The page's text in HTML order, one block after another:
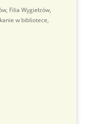
, Filia Wygiełzów,
w bibliotece,